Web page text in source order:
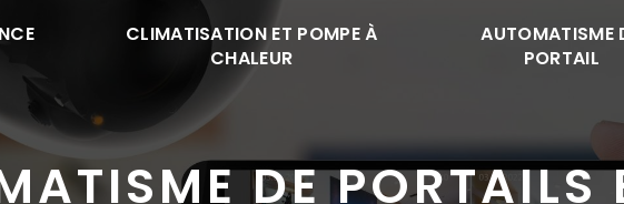
CLIMATISATION ET POMPE À
CHALEUR
AUTOMATISME
PORTAIL
DE PORTAILS